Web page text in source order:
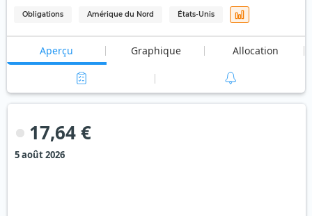
Obligations Amérique du Nord États-Unis
Aperçu Graphique Allocation
17,64 €
5 août 2026